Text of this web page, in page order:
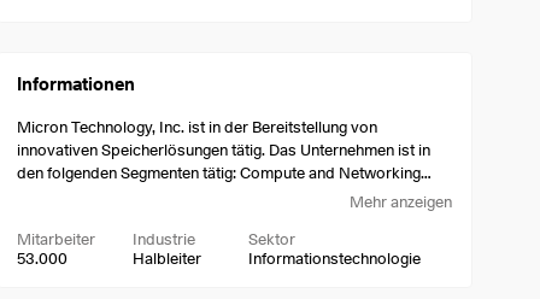
Informationen
Micron Technology, Inc. ist in der Bereitstellung von
innovativen Speicherlösungen tätig. Das Unternehmen ist in
den folgenden Segmenten tätig: Compute and Networking
Business Unit (CNBU), Mobile Business Unit (MBU),
(SBU). Das CNBU-Segment umfasst Speicherprodukte und -
lösungen, die an Client-, Cloud-Server-, Unternehmens-,
Mehr anzeigen
Mitarbeiter
53.000
Industrie
Halbleiter
Sektor
Informationstechnologie